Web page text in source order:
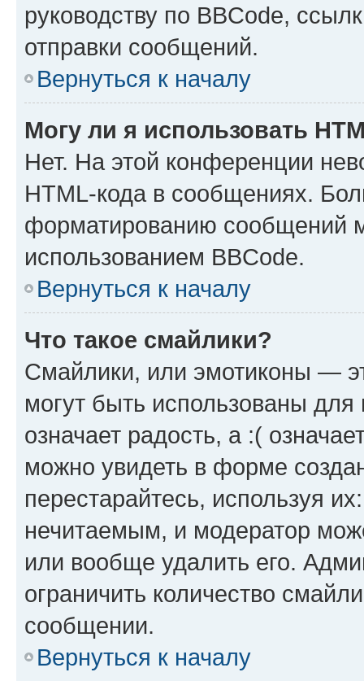
руководству по BBCode,
отправки сообщений.
Вернуться к началу
Могу ли я использовать
Нет. На этой конференции
HTML-кода в сообщениях.
форматированию сообщений
использованием BBCode.
Вернуться к началу
Что такое смайлики?
Смайлики, или эмотиконы —
могут быть использованы
означает радость, а :(
можно увидеть в форме
перестарайтесь, используя
нечитаемым, и модератор
или вообще удалить его.
ограничить количество
сообщении.
Вернуться к началу